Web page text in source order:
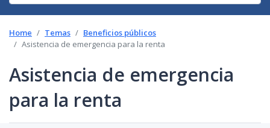
Home Temas
Beneficios públicos
Asistencia de emergencia para la renta
Asistencia de emergencia
para la renta